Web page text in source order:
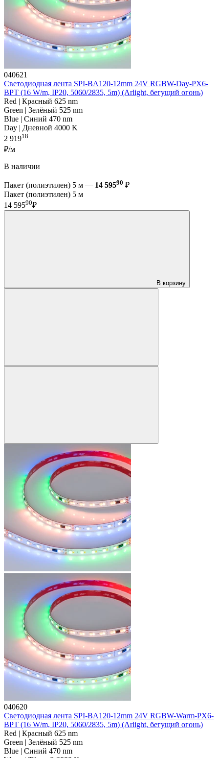
040621
Светодиодная лента SPI-BA120-12mm 24V RGBW-Day-PX6-
BPT (16 W/m, IP20, 5060/2835, 5m) (Arlight, бегущий огонь)
Red | Красный 625 nm
Green | Зелёный 525 nm
Blue | Синий 470 nm
Day | Дневной 4000 K
2 91918
₽/м
В наличии
Пакет (полиэтилен) 5 м — 14 59590 ₽
Пакет (полиэтилен) 5 м
14 59590₽
В корзину
040620
Светодиодная лента SPI-BA120-12mm 24V RGBW-Warm-PX6-
BPT (16 W/m, IP20, 5060/2835, 5m) (Arlight, бегущий огонь)
Red | Красный 625 nm
Green | Зелёный 525 nm
Blue | Синий 470 nm